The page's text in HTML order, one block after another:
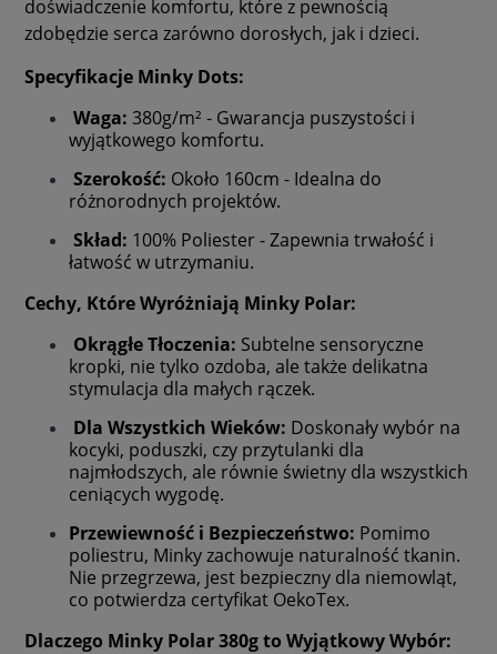
doświadczenie komfortu, które z pewnością
zdobędzie serca zarówno dorosłych, jak i dzieci.
Specyfikacje Minky Dots:
Waga: 380g/m² - Gwarancja puszystości i
wyjątkowego komfortu.
Szerokość: Około 160cm - Idealna do
różnorodnych projektów.
Skład: 100% Poliester - Zapewnia trwałość i
łatwość w utrzymaniu.
Cechy, Które Wyróżniają Minky Polar:
Okrągłe Tłoczenia: Subtelne sensoryczne
kropki, nie tylko ozdoba, ale także delikatna
stymulacja dla małych rączek.
Dla Wszystkich Wieków: Doskonały wybór na
kocyki, poduszki, czy przytulanki dla
najmłodszych, ale równie świetny dla wszystkich
ceniących wygodę.
Przewiewność i Bezpieczeństwo: Pomimo
poliestru, Minky zachowuje naturalność tkanin.
Nie przegrzewa, jest bezpieczny dla niemowląt,
co potwierdza certyfikat OekoTex.
Dlaczego Minky Polar 380g to Wyjątkowy Wybór: